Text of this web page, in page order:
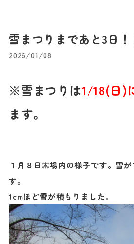
雪まつりまであと3日！
2026/01/08
※雪まつりは1/18(日)
ます。
１月８日㈭場内の様子です。雪
す。
1cmほど雪が積もりました。